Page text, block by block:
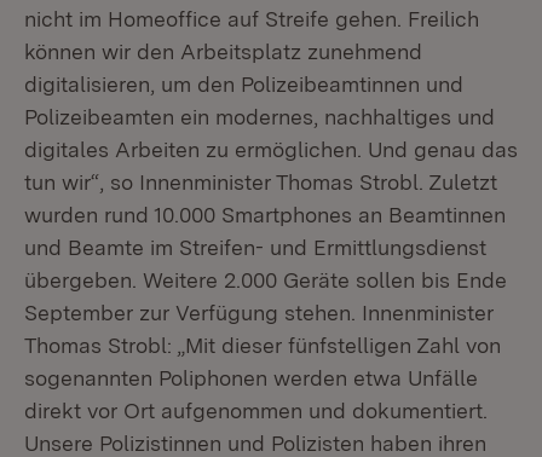
nicht im Homeoffice auf Streife gehen. Freilich
können wir den Arbeitsplatz zunehmend
digitalisieren, um den Polizeibeamtinnen und
Polizeibeamten ein modernes, nachhaltiges und
digitales Arbeiten zu ermöglichen. Und genau das
tun wir“, so Innenminister Thomas Strobl. Zuletzt
wurden rund 10.000 Smartphones an Beamtinnen
und Beamte im Streifen- und Ermittlungsdienst
übergeben. Weitere 2.000 Geräte sollen bis Ende
September zur Verfügung stehen. Innenminister
Thomas Strobl: „Mit dieser fünfstelligen Zahl von
sogenannten Poliphonen werden etwa Unfälle
direkt vor Ort aufgenommen und dokumentiert.
Unsere Polizistinnen und Polizisten haben ihren